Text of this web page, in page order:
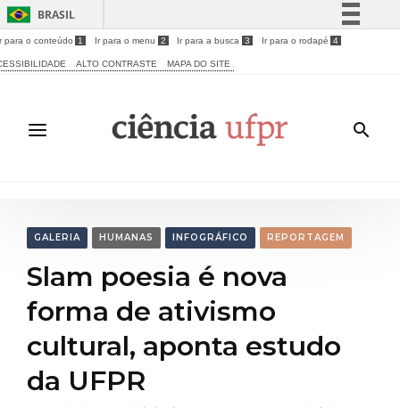
BRASIL
Simplifique!
Acesso à informação
Legislação
para o conteúdo 1 Ir para o menu 2 Ir para a busca 3 Ir para o rodapé 4
ALTO CONTRASTE MAPA DO SITE
GALERIA HUMANAS INFOGRÁFICO REPORTAGEM
Slam poesia é nova
forma de ativismo
cultural, aponta estudo
da UFPR